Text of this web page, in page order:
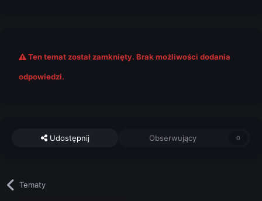
Ten temat został zamknięty. Brak możliwości dodania
odpowiedzi.
Udostępnij Obserwujący 0
Tematy